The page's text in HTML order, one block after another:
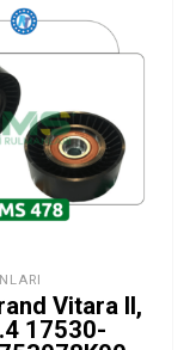
Vitara II,
17530-